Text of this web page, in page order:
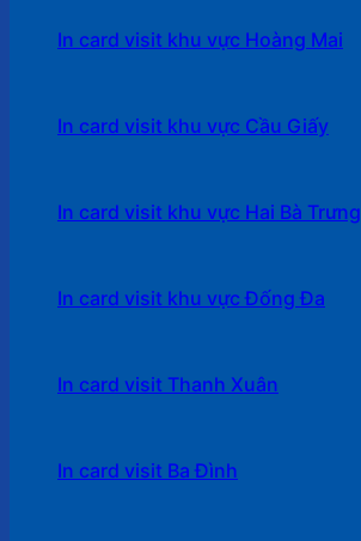
In card visit khu vực Hoàng Mai
In card visit khu vực Cầu Giấy
In card visit khu vực Hai Bà Trưng
In card visit khu vực Đống Đa
In card visit Thanh Xuân
In card visit Ba Đình